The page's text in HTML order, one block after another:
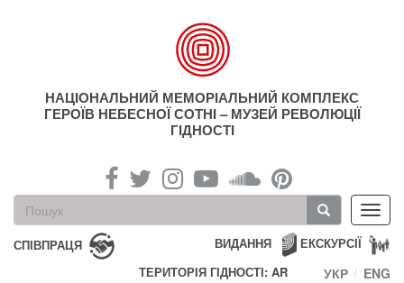
НАЦІОНАЛЬНИЙ МЕМОРІАЛЬНИЙ КОМПЛЕКС
ГЕРОЇВ НЕБЕСНОЇ СОТНІ – МУЗЕЙ РЕВОЛЮЦІЇ
ГІДНОСТІ
Пошукова
форма
Пошук
СПІВПРАЦЯ ЕКСКУРСІЇ
ВИДАННЯ
ТЕРИТОРІЯ ГІДНОСТІ: AR
УКР ENG